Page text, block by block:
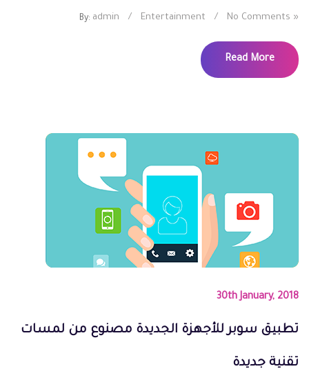
By: admin / Entertainment / No Comments »
Read More
30th January, 2018
تطبيق سوبر للأجهزة الجديدة مصنوع من لمسات
تقنية جديدة